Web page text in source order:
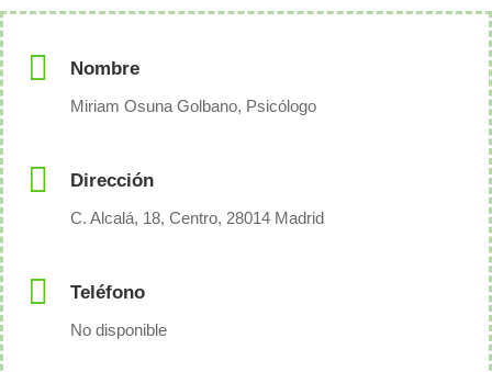
Nombre
Miriam Osuna Golbano, Psicólogo
Dirección
C. Alcalá, 18, Centro, 28014 Madrid
Teléfono
No disponible